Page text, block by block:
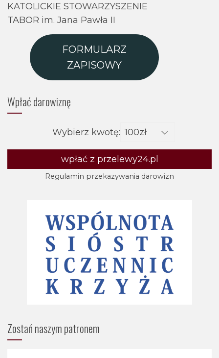
KATOLICKIE STOWARZYSZENIE
TABOR im. Jana Pawła II
FORMULARZ
ZAPISOWY
Wpłać darowiznę
Wybierz kwotę:
wpłać z przelewy24.pl
Regulamin przekazywania darowizn
Zostań naszym patronem